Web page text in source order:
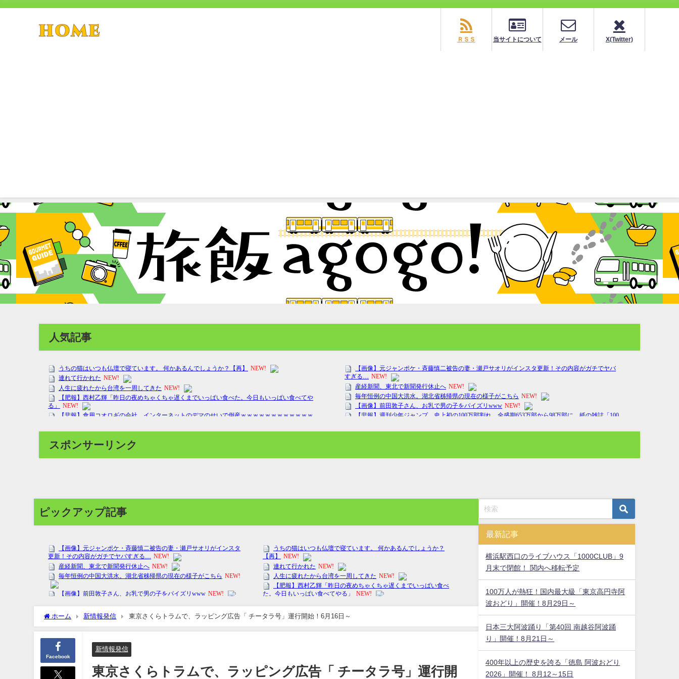
ＲＳＳ 当サイトについて メール X(Twitter)
人気記事
スポンサーリンク
ピックアップ記事
ホーム 新情報発信 東京さくらトラムで、ラッピング広告「 チータラ号」運行開始！6月16日～
Facebook
新情報発信
東京さくらトラムで、ラッピング広告「 チータラ号」運行開
最新記事
横浜駅西口のライブハウス「1000CLUB」9
月末で閉館！ 関内へ移転予定
100万人が熱狂！国内最大級「東京高円寺阿
波おどり」開催！8月29日～
日本三大阿波踊り「第40回 南越谷阿波踊
り」開催！8月21日～
400年以上の歴史を誇る「徳島 阿波おどり
2026」開催！ 8月12～15日